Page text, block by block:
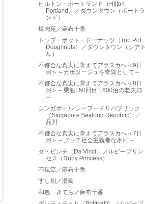
ヒルトン・ポートランド（Hilton
Portland）／ダウンタウン（ポートラ
ンド）
焼肉苑／麻布十番
トップ・ポット・ドーナッツ（Top Pot
Doughnuts）／ダウンタウン（シアト
ル）
不都合な真実に脅えてアラスカへ＜9日
目＞～カボタージュを奇貨として～
不都合な真実に脅えてアラスカへ＜8日
目＞～乗船150回目1,600泊の老夫婦
～
シンガポール シーフードリパブリック
（Singapore Seafood Republic）／
品川
不都合な真実に脅えてアラスカへ＜7日
目＞～グッチ社会主義者な氷河～
ダ・ビンチ（Da VInci）／ルビープリン
セス（Ruby Princess）
不風流／麻布十番
すし初／湯島
和処 きてら／麻布十番